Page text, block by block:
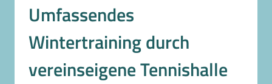
Umfassendes
Wintertraining durch
vereinseigene Tennishalle